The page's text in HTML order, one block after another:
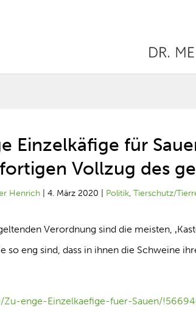
Einzelkäfige für
Vollzug des
Henrich |4. März 2020 Politik,Tierschutz/
Verordnung sind die meisten,
so eng sind, dass in ihnen die Schweine
Zu-enge-Einzelkaefige-fuer-Sauen/